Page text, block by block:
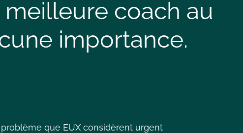
coach au
importance.
que EUX considèrent urgent